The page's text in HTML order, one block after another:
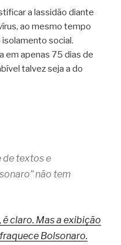
a lassidão diante
ao mesmo tempo
social.
em apenas 75 dias de
talvez seja a do
de textos e
não tem
claro. Mas a exibição
Bolsonaro.